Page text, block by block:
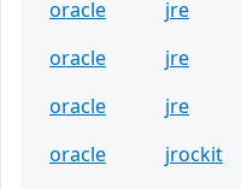
oracle
jre
oracle
jre
oracle
jre
oracle
jrockit